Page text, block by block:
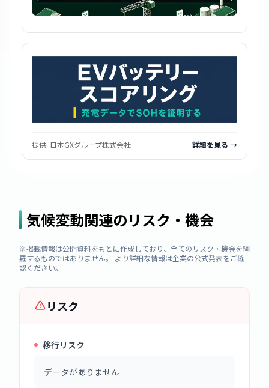
提供: 日本GXグループ株式会社 詳細を見る →
気候変動関連のリスク・機会
※掲載情報は公開資料をもとに作成しており、全てのリスク・機会を網
羅するものではありません。 より詳細な情報は企業の公式発表をご確
認ください。
リスク
移行リスク
データがありません